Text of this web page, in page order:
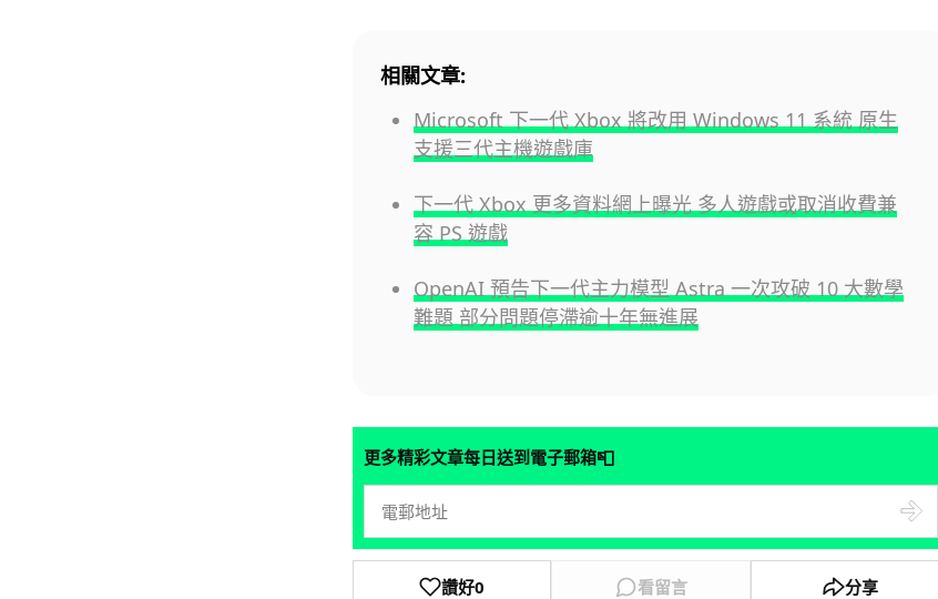
相關文章:
Microsoft 下一代 Xbox 將改用 Windows 11 系統 原生
支援三代主機遊戲庫
下一代 Xbox 更多資料網上曝光 多人遊戲或取消收費兼
容 PS 遊戲
OpenAI 預告下一代主力模型 Astra 一次攻破 10 大數學
難題 部分問題停滯逾十年無進展
更多精彩文章每日送到電子郵箱📮
讚好0 看留言 分享